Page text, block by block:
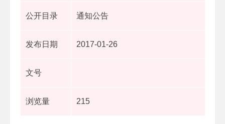
公开目录 通知公告
发布日期 2017-01-26
文号
浏览量 215